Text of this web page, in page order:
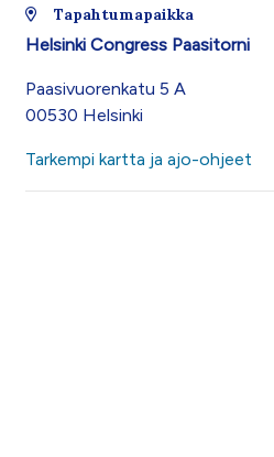
Tapahtumapaikka
Helsinki Congress Paasitorni
Paasivuorenkatu 5 A
00530 Helsinki
Tarkempi kartta ja ajo-ohjeet